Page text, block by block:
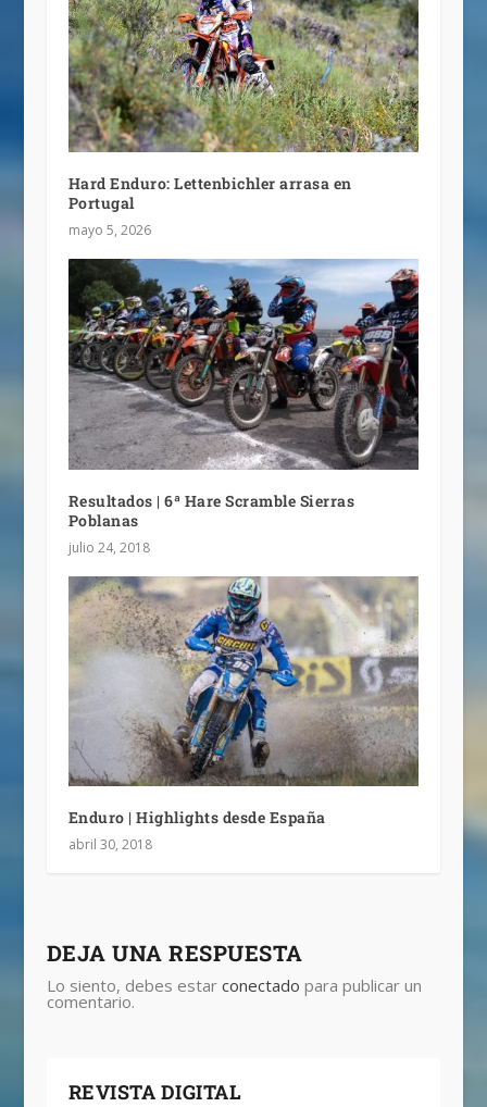
Hard Enduro: Lettenbichler arrasa en
Portugal
mayo 5, 2026
Resultados | 6ª Hare Scramble Sierras
Poblanas
julio 24, 2018
Enduro | Highlights desde España
abril 30, 2018
DEJA UNA RESPUESTA
Lo siento, debes estar conectado para publicar un
comentario.
REVISTA DIGITAL